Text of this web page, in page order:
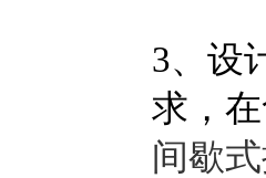
3、设
求，
间歇